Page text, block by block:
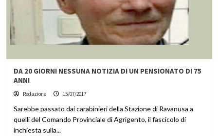
DA 20 GIORNI NESSUNA NOTIZIA DI UN PENSIONATO DI 75
ANNI
Redazione 15/07/2017
Sarebbe passato dai carabinieri della Stazione di Ravanusa a
quelli del Comando Provinciale di Agrigento, il fascicolo di
inchiesta sulla...